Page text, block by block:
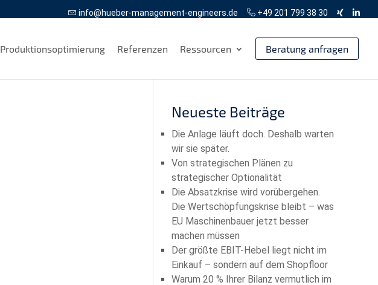
info@hueber-management-engineers.de +49 201 799 38 30
Produktionsoptimierung Referenzen Ressourcen Beratung anfragen
Neueste Beiträge
Die Anlage läuft doch. Deshalb warten
wir sie später.
Von strategischen Plänen zu
strategischer Optionalität
Die Absatzkrise wird vorübergehen.
Die Wertschöpfungskrise bleibt – was
EU Maschinenbauer jetzt besser
machen müssen
Der größte EBIT-Hebel liegt nicht im
Einkauf – sondern auf dem Shopfloor
Warum 20 % Ihrer Bilanz vermutlich im